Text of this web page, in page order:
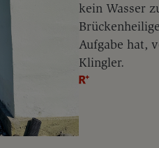
kein Wasser
Aufgabe hat,
Klingler.